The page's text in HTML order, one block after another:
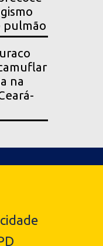
pulmão
na